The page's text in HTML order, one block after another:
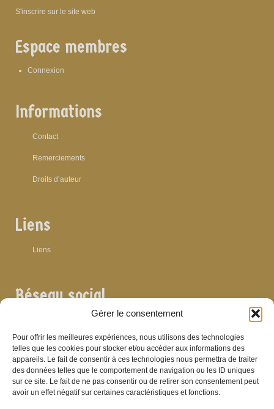
Gérer le consentement
Pour offrir les meilleures expériences, nous utilisons des technologies
telles que les cookies pour stocker et/ou accéder aux informations des
appareils. Le fait de consentir à ces technologies nous permettra de traiter
des données telles que le comportement de navigation ou les ID uniques
sur ce site. Le fait de ne pas consentir ou de retirer son consentement peut
avoir un effet négatif sur certaines caractéristiques et fonctions.
S'inscrire sur le site web
Espace membres
Connexion
Informations
Contact
Remerciements
Droits d’auteur
Liens
Liens
Réseau social
Archives
Archives